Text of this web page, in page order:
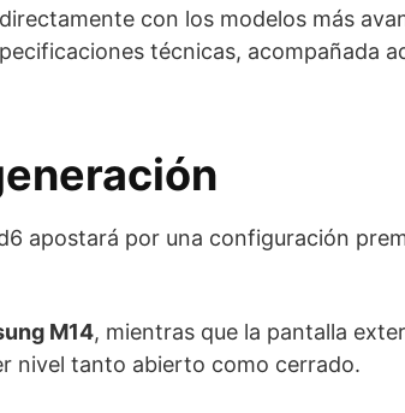
con los modelos más
técnicas, acompañada
apostará por una configuración
M14, mientras que la pantalla
nivel tanto abierto como cerrado.